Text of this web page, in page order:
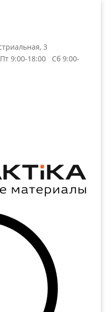
3
9:00-18:00 Сб 9:00-